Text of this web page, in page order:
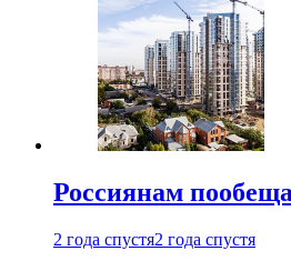
Россиянам
2 года спустя2 года спустя